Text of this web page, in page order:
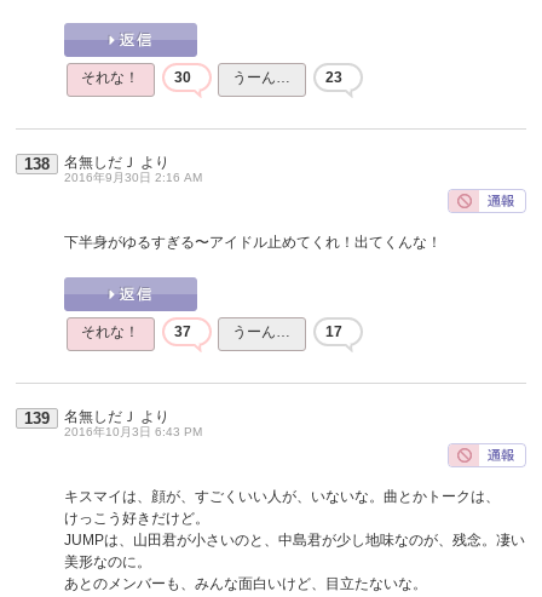
それな！ 30 うーん… 23
138 名無しだＪ より
2016年9月30日 2:16 AM
下半身がゆるすぎる〜アイドル止めてくれ！出てくんな！
それな！ 37 うーん… 17
139 名無しだＪ より
2016年10月3日 6:43 PM
キスマイは、顔が、すごくいい人が、いないな。曲とかトークは、
けっこう好きだけど。
JUMPは、山田君が小さいのと、中島君が少し地味なのが、残念。凄い
美形なのに。
あとのメンバーも、みんな面白いけど、目立たないな。